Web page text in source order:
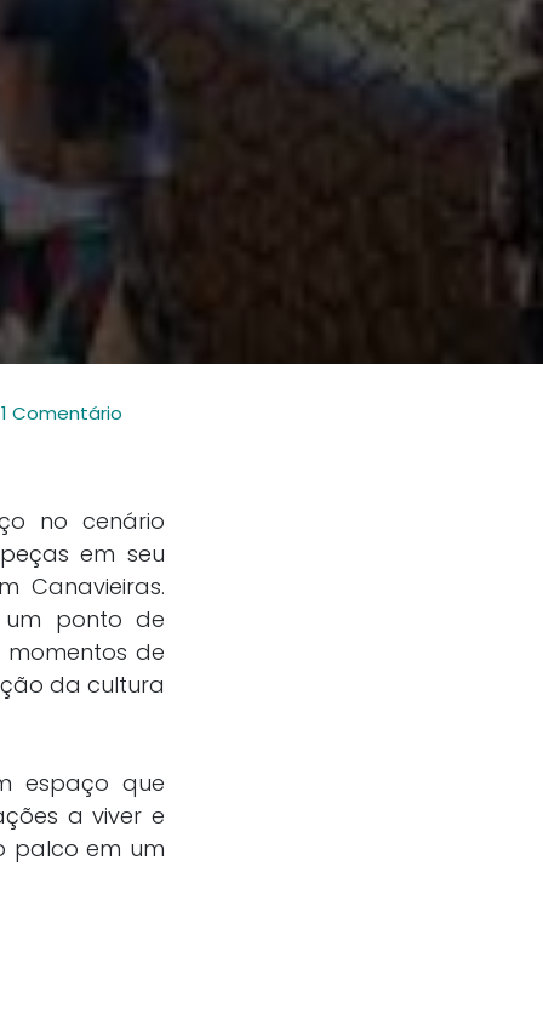
1 Comentário
no cenário
em seu
Canavieiras.
um ponto de
de
da cultura
espaço que
a viver e
palco em um